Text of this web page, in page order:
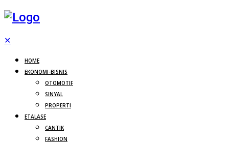
✕
HOME
EKONOMI-BISNIS
OTOMOTIF
SINYAL
PROPERTI
ETALASE
CANTIK
FASHION